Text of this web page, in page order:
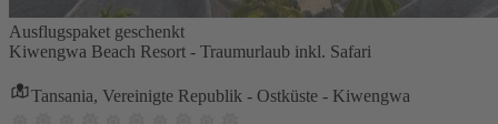
Ausflugspaket geschenkt
Kiwengwa Beach Resort - Traumurlaub inkl. Safari
Tansania, Vereinigte Republik - Ostküste - Kiwengwa